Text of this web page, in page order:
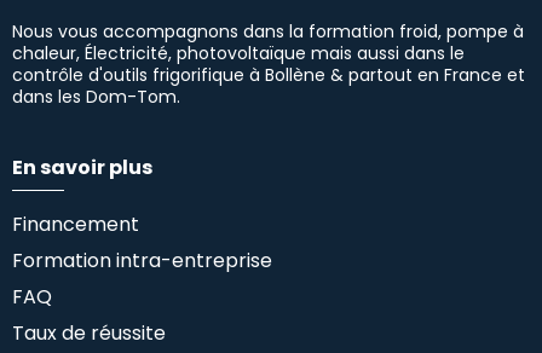
Nous vous accompagnons dans la formation froid, pompe à
chaleur, Électricité, photovoltaïque mais aussi dans le
contrôle d'outils frigorifique à Bollène & partout en France et
dans les Dom-Tom.
En savoir plus
Financement
Formation intra-entreprise
FAQ
Taux de réussite